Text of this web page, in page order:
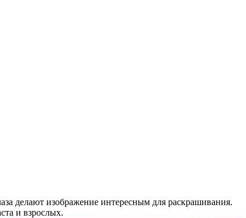
делают изображение интересным для раскрашивания.
и взрослых.